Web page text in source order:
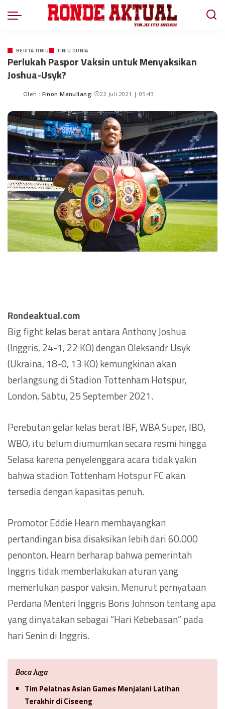
BERITA TINJU TINJU DUNIA
Perlukah Paspor Vaksin untuk Menyaksikan
Joshua-Usyk?
Oleh : Finon Manullang 22 Juli 2021 | 05:43
Rondeaktual.com
Big fight kelas berat antara Anthony Joshua
(Inggris, 24-1, 22 KO) dengan Oleksandr Usyk
(Ukraina, 18-0, 13 KO) kemungkinan akan
berlangsung di Stadion Tottenham Hotspur,
London, Sabtu, 25 September 2021.
Perebutan gelar kelas berat IBF, WBA Super, IBO,
WBO, itu belum diumumkan secara resmi hingga
Selasa karena penyelenggara acara tidak yakin
bahwa stadion Tottenham Hotspur FC akan
tersedia dengan kapasitas penuh.
Promotor Eddie Hearn membayangkan
pertandingan bisa disaksikan lebih dari 60.000
penonton. Hearn berharap bahwa pemerintah
Inggris tidak memberlakukan aturan yang
memerlukan paspor vaksin. Menurut pernyataan
Perdana Menteri Inggris Boris Johnson tentang apa
yang dinyatakan sebagai “Hari Kebebasan” pada
hari Senin di Inggris.
Baca Juga
Tim Pelatnas Asian Games Menjalani Latihan
Terakhir di Ciseeng